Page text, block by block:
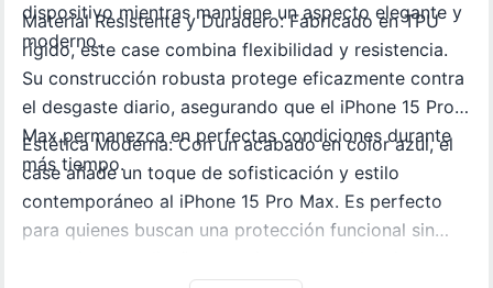
dispositivo mientras mantiene un aspecto elegante y
moderno.
Material Resistente y Duradero: Fabricado en TPU
rígido, este case combina flexibilidad y resistencia.
Su construcción robusta protege eficazmente contra
el desgaste diario, asegurando que el iPhone 15 Pro
Max permanezca en perfectas condiciones durante
más tiempo.
Estética Moderna: Con un acabado en color azul, el
case añade un toque de sofisticación y estilo
contemporáneo al iPhone 15 Pro Max. Es perfecto
para quienes buscan una protección funcional sin